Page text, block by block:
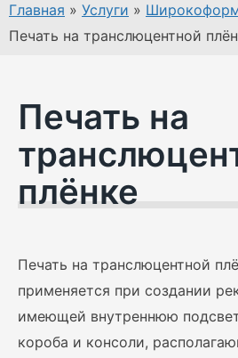
Главная » Услуги »
Печать на транслюцентной
Печать на
плёнке
Печать на транслюцентной
применяется при создании
имеющей внутреннюю
короба и консоли,